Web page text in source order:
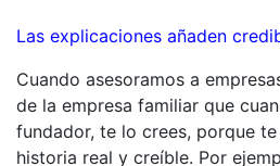
Las explicaciones añaden
Cuando asesoramos a
de la empresa familiar que
fundador, te lo crees, porque te
historia real y creíble. Por